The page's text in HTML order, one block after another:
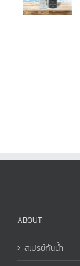
ABOUT
สเปรย์กันน้ำ